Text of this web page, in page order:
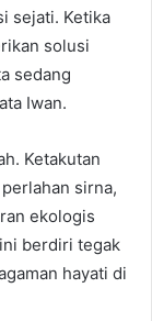
sejati. Ketika
solusi
sedang
Iwan.
Ketakutan
sirna,
ekologis
berdiri tegak
hayati di